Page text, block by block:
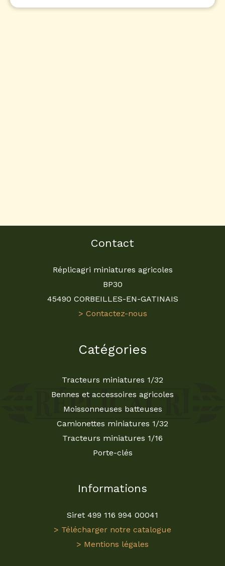
Contact
Réplicagri miniatures agricoles
BP30
45490 CORBEILLES-EN-GATINAIS
> Contactez-nous
Catégories
Tracteurs miniatures 1/32
Bennes et accessoires agricoles
Moissonneuses batteuses
Camionettes miniatures 1/32
Tracteurs miniatures 1/16
Porte-clés
Informations
Siret 499 116 994 00041
> Télécharger notre catalogue
> Mentions légales